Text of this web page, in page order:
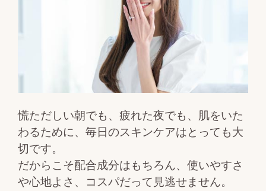
慌ただしい朝でも、疲れた夜でも、
肌をいた
わるために、毎日のスキンケアはとっても大
切です。
だからこそ配合成分はもちろん、使いやすさ
や心地よさ、
コスパだって見逃せません。